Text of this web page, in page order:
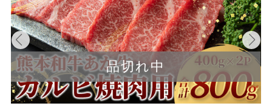
品切れ中